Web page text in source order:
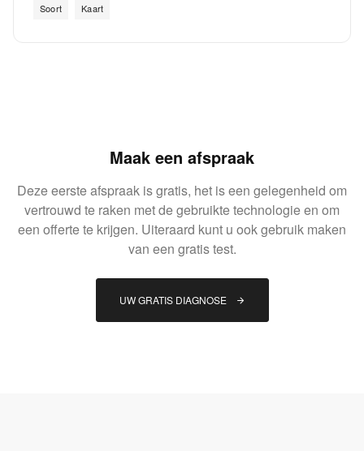
Soort Kaart
Maak een afspraak
Deze eerste afspraak is gratis, het is een gelegenheid om
vertrouwd te raken met de gebruikte technologie en om
een offerte te krijgen. Uiteraard kunt u ook gebruik maken
van een gratis test.
UW GRATIS DIAGNOSE